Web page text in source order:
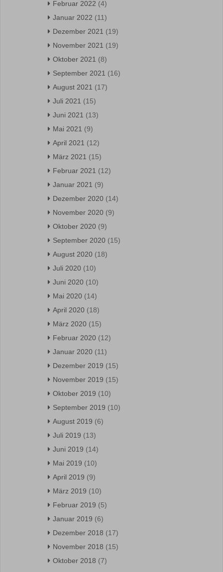
Februar 2022 (4)
Januar 2022 (11)
Dezember 2021 (19)
November 2021 (19)
Oktober 2021 (8)
September 2021 (16)
August 2021 (17)
Juli 2021 (15)
Juni 2021 (13)
Mai 2021 (9)
April 2021 (12)
März 2021 (15)
Februar 2021 (12)
Januar 2021 (9)
Dezember 2020 (14)
November 2020 (9)
Oktober 2020 (9)
September 2020 (15)
August 2020 (18)
Juli 2020 (10)
Juni 2020 (10)
Mai 2020 (14)
April 2020 (18)
März 2020 (15)
Februar 2020 (12)
Januar 2020 (11)
Dezember 2019 (15)
November 2019 (15)
Oktober 2019 (10)
September 2019 (10)
August 2019 (6)
Juli 2019 (13)
Juni 2019 (14)
Mai 2019 (10)
April 2019 (9)
März 2019 (10)
Februar 2019 (5)
Januar 2019 (6)
Dezember 2018 (17)
November 2018 (15)
Oktober 2018 (7)